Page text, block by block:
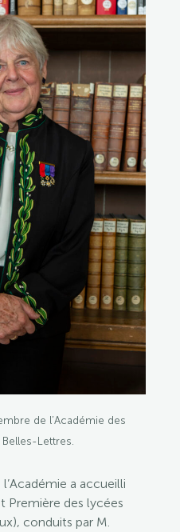
l’Académie a accueilli
Première des lycées
conduits par M.
de l’Académie des
Lettres.